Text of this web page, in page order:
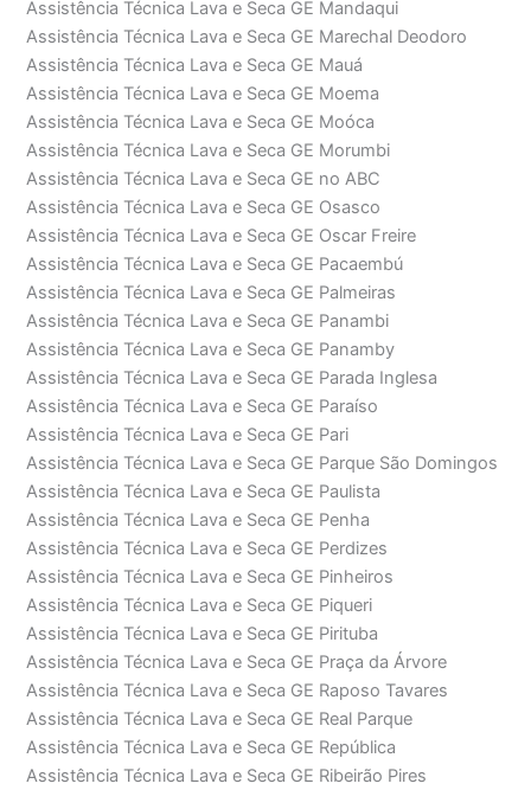
Assistência Técnica Lava e Seca GE Mandaqui
Assistência Técnica Lava e Seca GE Marechal Deodoro
Assistência Técnica Lava e Seca GE Mauá
Assistência Técnica Lava e Seca GE Moema
Assistência Técnica Lava e Seca GE Moóca
Assistência Técnica Lava e Seca GE Morumbi
Assistência Técnica Lava e Seca GE no ABC
Assistência Técnica Lava e Seca GE Osasco
Assistência Técnica Lava e Seca GE Oscar Freire
Assistência Técnica Lava e Seca GE Pacaembú
Assistência Técnica Lava e Seca GE Palmeiras
Assistência Técnica Lava e Seca GE Panambi
Assistência Técnica Lava e Seca GE Panamby
Assistência Técnica Lava e Seca GE Parada Inglesa
Assistência Técnica Lava e Seca GE Paraíso
Assistência Técnica Lava e Seca GE Pari
Assistência Técnica Lava e Seca GE Parque São Domingos
Assistência Técnica Lava e Seca GE Paulista
Assistência Técnica Lava e Seca GE Penha
Assistência Técnica Lava e Seca GE Perdizes
Assistência Técnica Lava e Seca GE Pinheiros
Assistência Técnica Lava e Seca GE Piqueri
Assistência Técnica Lava e Seca GE Pirituba
Assistência Técnica Lava e Seca GE Praça da Árvore
Assistência Técnica Lava e Seca GE Raposo Tavares
Assistência Técnica Lava e Seca GE Real Parque
Assistência Técnica Lava e Seca GE República
Assistência Técnica Lava e Seca GE Ribeirão Pires